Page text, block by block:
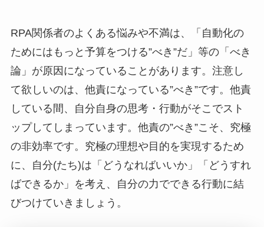
RPA関係者のよくある悩みや不満は、「自動化の
ためにはもっと予算をつける”べき”だ」等の「べき
論」が原因になっていることがあります。注意し
て欲しいのは、他責になっている”べき”です。他責
している間、自分自身の思考・行動がそこでスト
ップしてしまっています。他責の”べき”こそ、究極
の非効率です。究極の理想や目的を実現するため
に、自分(たち)は「どうなればいいか」「どうすれ
ばできるか」を考え、自分の力でできる行動に結
びつけていきましょう。